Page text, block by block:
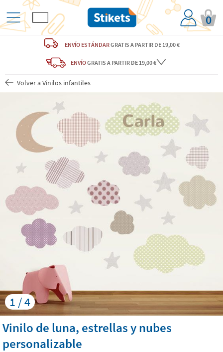
0
ENVÍO ESTÁNDARGRATIS A PARTIR DE 19,00 €
ENVÍOGRATIS A PARTIR DE 19,00 €
Volver a Vinilos infantiles
1 / 4
Vinilo de luna, estrellas y nubes
personalizable